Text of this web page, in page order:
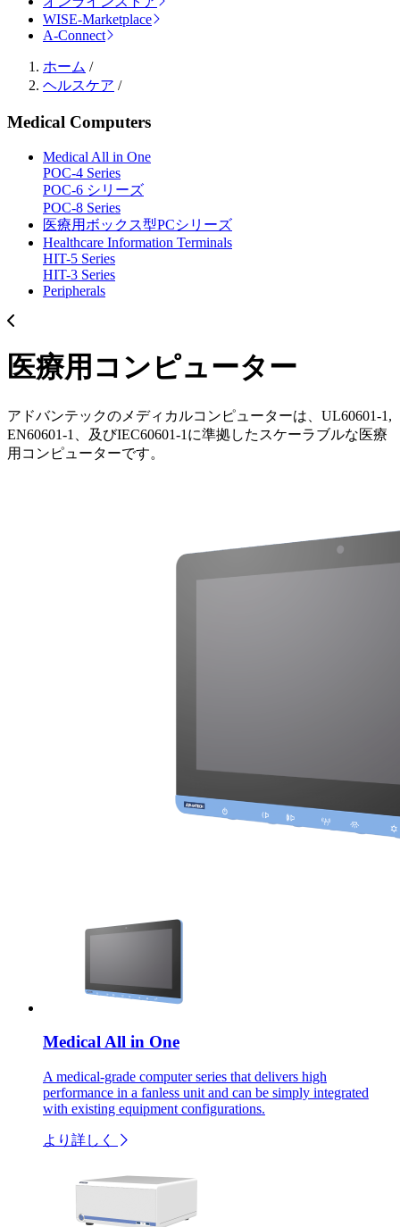
WISE-Marketplace
A-Connect
ホーム /
ヘルスケア /
Medical Computers
Medical All in One
POC-4 Series
POC-6 シリーズ
POC-8 Series
医療用ボックス型PCシリーズ
Healthcare Information Terminals
HIT-5 Series
HIT-3 Series
Peripherals
医療用コンピューター
アドバンテックのメディカルコンピューターは、UL60601-1,
EN60601-1、及びIEC60601-1に準拠したスケーラブルな医療
用コンピューターです。
Medical All in One
A medical-grade computer series that delivers high
performance in a fanless unit and can be simply integrated
with existing equipment configurations.
より詳しく